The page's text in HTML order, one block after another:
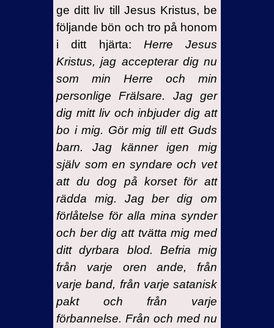
ge ditt liv till Jesus Kristus, be
följande bön och tro på honom
i ditt hjärta: Herre Jesus
Kristus, jag accepterar dig nu
som min Herre och min
personlige Frälsare. Jag ger
dig mitt liv och inbjuder dig att
bo i mig. Gör mig till ett Guds
barn. Jag känner igen mig
själv som en syndare och vet
att du dog på korset för att
rädda mig. Jag ber dig om
förlåtelse för alla mina synder
och ber dig att tvätta mig med
ditt dyrbara blod. Befria mig
från varje oren ande, från
varje band, från varje satanisk
pakt och från varje
förbannelse. Från och med nu